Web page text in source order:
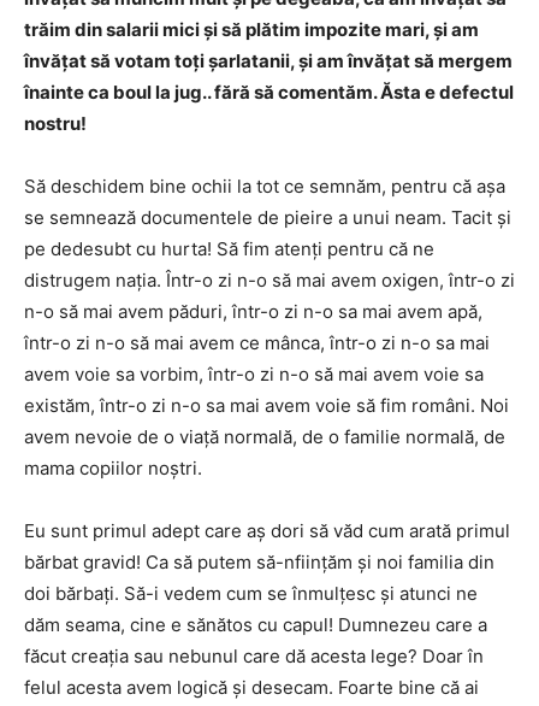
trăim din salarii mici și să plătim impozite mari, și am
învățat să votam toți șarlatanii, și am învățat să mergem
înainte ca boul la jug.. fără să comentăm. Ăsta e defectul
nostru!
Să deschidem bine ochii la tot ce semnăm, pentru că așa
se semnează documentele de pieire a unui neam. Tacit și
pe dedesubt cu hurta! Să fim atenți pentru că ne
distrugem nația. Într-o zi n-o să mai avem oxigen, într-o zi
n-o să mai avem păduri, într-o zi n-o sa mai avem apă,
într-o zi n-o să mai avem ce mânca, într-o zi n-o sa mai
avem voie sa vorbim, într-o zi n-o să mai avem voie sa
existăm, într-o zi n-o sa mai avem voie să fim români. Noi
avem nevoie de o viață normală, de o familie normală, de
mama copiilor noștri.
Eu sunt primul adept care aș dori să văd cum arată primul
bărbat gravid! Ca să putem să-nființăm și noi familia din
doi bărbați. Să-i vedem cum se înmulțesc și atunci ne
dăm seama, cine e sănătos cu capul! Dumnezeu care a
făcut creația sau nebunul care dă acesta lege? Doar în
felul acesta avem logică și desecam. Foarte bine că ai